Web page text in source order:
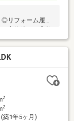
ォーム履歴
を一元化できる
台分有り ◎食洗
動シャッター完
・・・・
ラッグコスモス
見が丘一丁目
徒歩約６分
2
2
築1年5ヶ月)